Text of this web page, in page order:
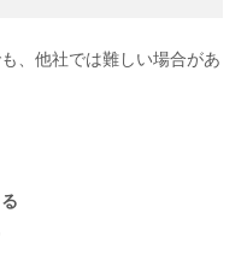
、他社では難しい場合があ